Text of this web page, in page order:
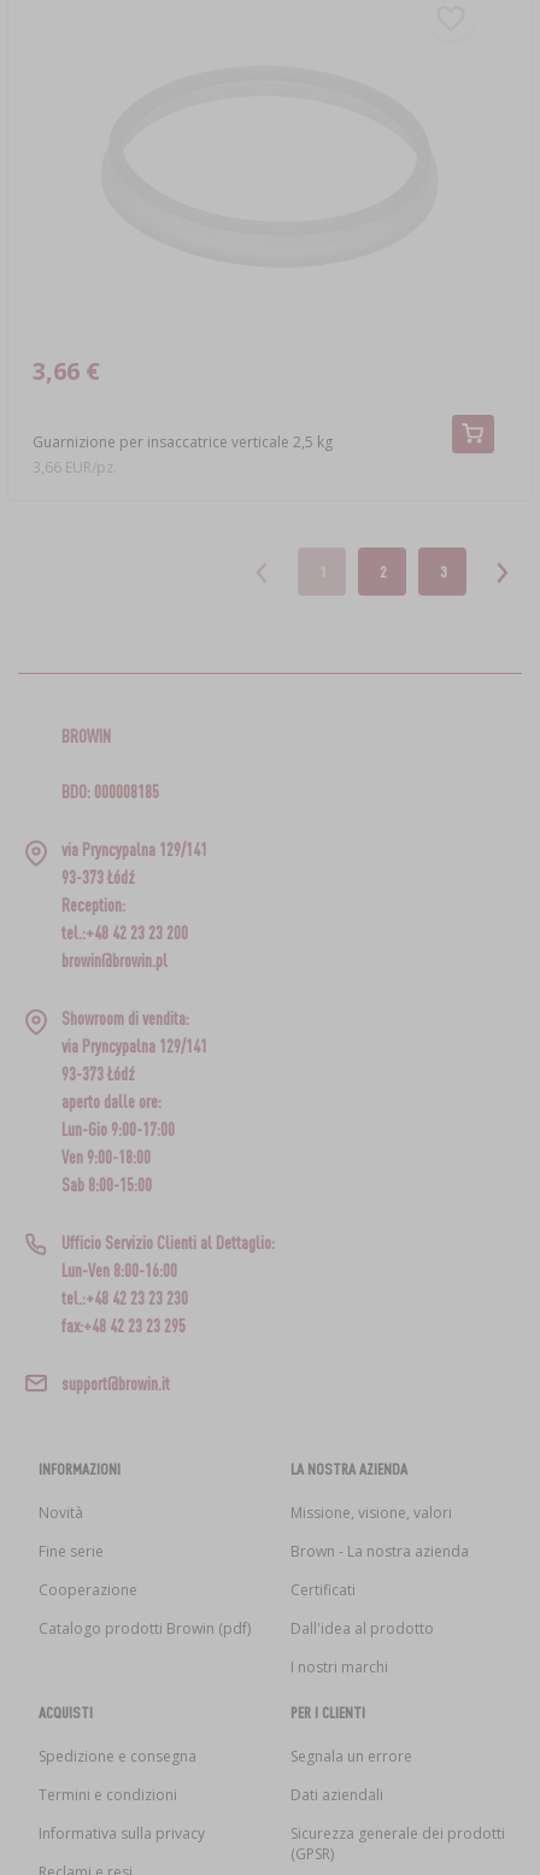
Guarnizione per insaccatrice verticale 2,5 kg
3,66 €
3,66 EUR/pz.
1 2 3
BROWIN
BDO: 000008185
via Pryncypalna 129/141
93-373 Łódź
Reception:
tel.:+48 42 23 23 200
browin@browin.pl
Showroom di vendita:
via Pryncypalna 129/141
93-373 Łódź
aperto dalle ore:
Lun-Gio 9:00-17:00
Ven 9:00-18:00
Sab 8:00-15:00
Ufficio Servizio Clienti al Dettaglio:
Lun-Ven 8:00-16:00
tel.:+48 42 23 23 230
fax:+48 42 23 23 295
support@browin.it
INFORMAZIONI
Novità
Fine serie
Cooperazione
Catalogo prodotti Browin (pdf)
LA NOSTRA AZIENDA
Missione, visione, valori
Brown - La nostra azienda
Certificati
Dall'idea al prodotto
I nostri marchi
ACQUISTI
Spedizione e consegna
Termini e condizioni
Informativa sulla privacy
PER I CLIENTI
Segnala un errore
Dati aziendali
Sicurezza generale dei prodotti
(GPSR)